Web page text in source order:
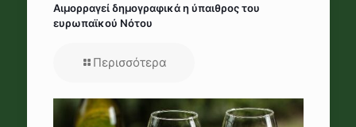
Αιμορραγεί δημογραφικά η ύπαιθρος του
ευρωπαϊκού Νότου
Περισσότερα